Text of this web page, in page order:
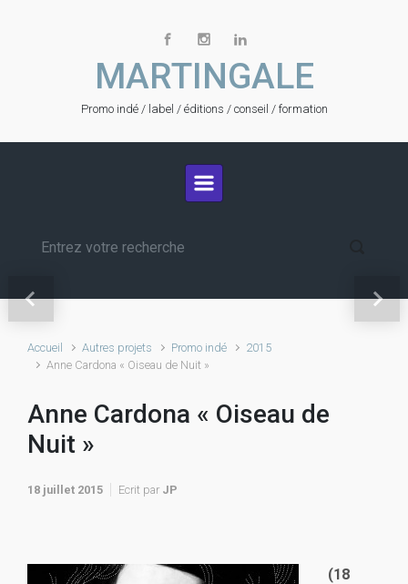
MARTINGALE
Promo indé / label / éditions / conseil / formation
Previous Next
Accueil Autres projets Promo indé
2015
Anne Cardona « Oiseau de Nuit »
Anne Cardona « Oiseau de
Nuit »
18 juillet 2015 Ecrit par JP
(18